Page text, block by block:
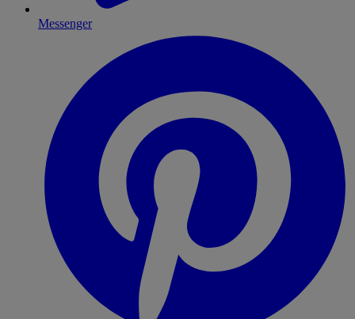
Messenger